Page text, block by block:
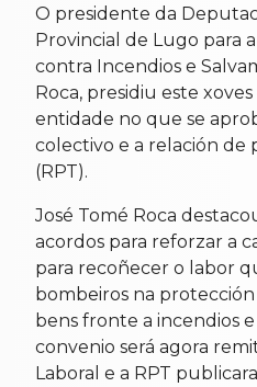
O presidente da
Provincial de Lugo para
contra Incendios e
Roca, presidiu este
entidade no que se
colectivo e a relación de
(RPT).
José Tomé Roca
acordos para reforzar a
para recoñecer o labor
bombeiros na protección
bens fronte a incendios
convenio será agora
Laboral e a RPT